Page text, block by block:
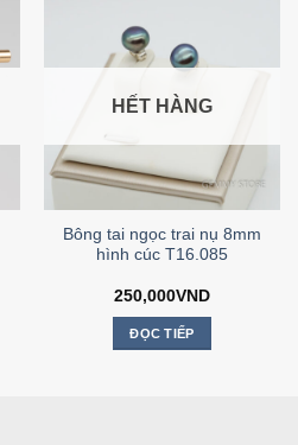
HẾT HÀNG
Bông tai ngọc trai nụ 8mm
hình cúc T16.085
250,000VND
ĐỌC TIẾP